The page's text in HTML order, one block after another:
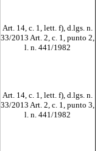
Art. 14, c. 1, lett. f), d.lgs. n.
33/2013 Art. 2, c. 1, punto 2,
l. n. 441/1982
Art. 14, c. 1, lett. f), d.lgs. n.
33/2013 Art. 2, c. 1, punto 3,
l. n. 441/1982